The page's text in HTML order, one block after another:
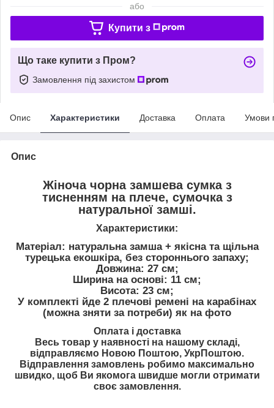
або
Купити з
Що таке купити з Пром?
Замовлення під захистом
Опис Характеристики Доставка Оплата Умови
Опис
Жіноча чорна замшева сумка з
тисненням на плече, сумочка з
натуральної замші.
Характеристики:
Матеріал: натуральна замша + якісна та щільна
турецька екошкіра, без стороннього запаху;
Довжина: 27 см;
Ширина на основі: 11 см;
Висота: 23 см;
У комплекті йде 2 плечові ремені на карабінах
(можна зняти за потреби) як на фото
Оплата і доставка
Весь товар у наявності на нашому складі,
відправляємо Новою Поштою, УкрПоштою.
Відправлення замовлень робимо максимально
швидко, щоб Ви якомога швидше могли отримати
своє замовлення.